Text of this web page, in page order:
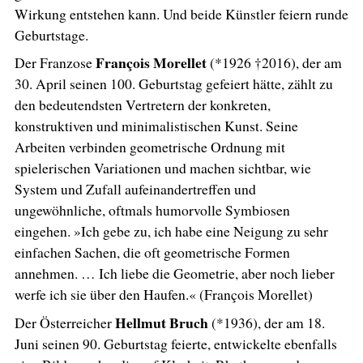
Wirkung entstehen kann. Und beide Künstler feiern runde
Geburtstage.
Der FranzoseFrançois Morellet(*1926 †2016), der am
30. April seinen 100. Geburtstag gefeiert hätte, zählt zu
den bedeutendsten Vertretern der konkreten,
konstruktiven und minimalistischen Kunst. Seine
Arbeiten verbinden geometrische Ordnung mit
spielerischen Variationen und machen sichtbar, wie
System und Zufall aufeinandertreffen und
ungewöhnliche, oftmals humorvolle Symbiosen
eingehen. »Ich gebe zu, ich habe eine Neigung zu sehr
einfachen Sachen, die oft geometrische Formen
annehmen. … Ich liebe die Geometrie, aber noch lieber
werfe ich sie über den Haufen.« (François Morellet)
Der ÖsterreicherHellmut Bruch(*1936), der am 18.
Juni seinen 90. Geburtstag feierte, entwickelte ebenfalls